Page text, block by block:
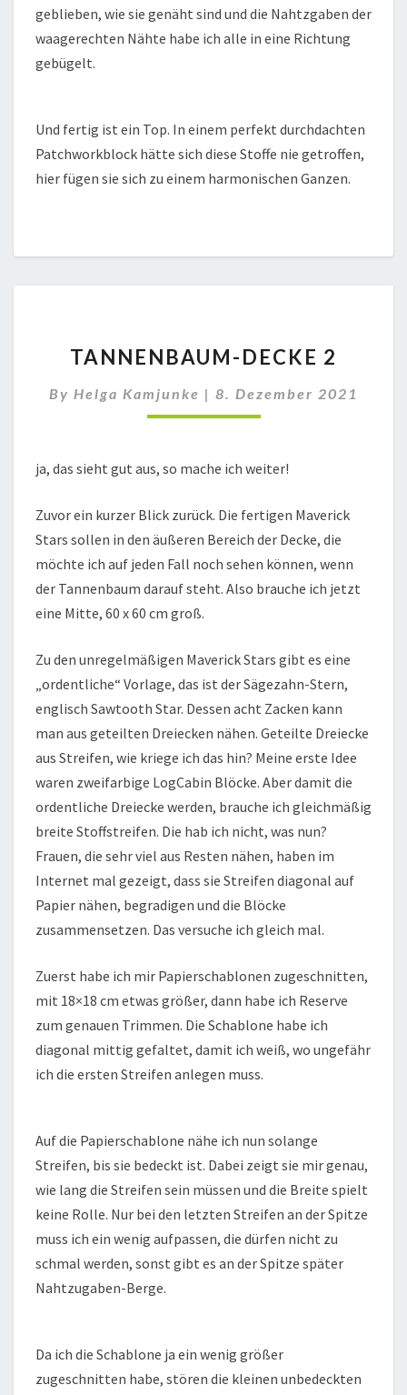
geblieben, wie sie genäht sind und die Nahtzgaben der
waagerechten Nähte habe ich alle in eine Richtung
gebügelt.
Und fertig ist ein Top. In einem perfekt durchdachten
Patchworkblock hätte sich diese Stoffe nie getroffen,
hier fügen sie sich zu einem harmonischen Ganzen.
DECKE
TANNENBAUM-DECKE 2
By Helga Kamjunke | 8. Dezember 2021
ja, das sieht gut aus, so mache ich weiter!
Zuvor ein kurzer Blick zurück. Die fertigen Maverick
Stars sollen in den äußeren Bereich der Decke, die
möchte ich auf jeden Fall noch sehen können, wenn
der Tannenbaum darauf steht. Also brauche ich jetzt
eine Mitte, 60 x 60 cm groß.
Zu den unregelmäßigen Maverick Stars gibt es eine
„ordentliche“ Vorlage, das ist der Sägezahn-Stern,
englisch Sawtooth Star. Dessen acht Zacken kann
man aus geteilten Dreiecken nähen. Geteilte Dreiecke
aus Streifen, wie kriege ich das hin? Meine erste Idee
waren zweifarbige LogCabin Blöcke. Aber damit die
ordentliche Dreiecke werden, brauche ich gleichmäßig
breite Stoffstreifen. Die hab ich nicht, was nun?
Frauen, die sehr viel aus Resten nähen, haben im
Internet mal gezeigt, dass sie Streifen diagonal auf
Papier nähen, begradigen und die Blöcke
zusammensetzen. Das versuche ich gleich mal.
Zuerst habe ich mir Papierschablonen zugeschnitten,
mit 18×18 cm etwas größer, dann habe ich Reserve
zum genauen Trimmen. Die Schablone habe ich
diagonal mittig gefaltet, damit ich weiß, wo ungefähr
ich die ersten Streifen anlegen muss.
Auf die Papierschablone nähe ich nun solange
Streifen, bis sie bedeckt ist. Dabei zeigt sie mir genau,
wie lang die Streifen sein müssen und die Breite spielt
keine Rolle. Nur bei den letzten Streifen an der Spitze
muss ich ein wenig aufpassen, die dürfen nicht zu
schmal werden, sonst gibt es an der Spitze später
Nahtzugaben-Berge.
Da ich die Schablone ja ein wenig größer
zugeschnitten habe, stören die kleinen unbedeckten